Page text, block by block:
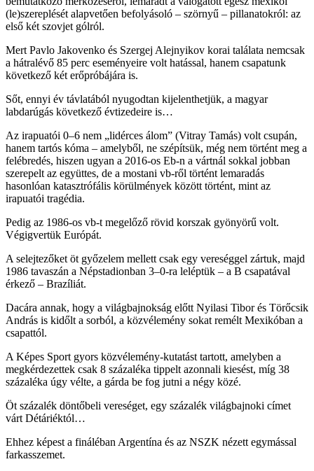
(le)szereplését alapvetően befolyásoló – szörnyű – pillanatokról: az
első két szovjet gólról.
Mert Pavlo Jakovenko és Szergej Alejnyikov korai találata nemcsak
a hátralévő 85 perc eseményeire volt hatással, hanem csapatunk
következő két erőpróbájára is.
Sőt, ennyi év távlatából nyugodtan kijelenthetjük, a magyar
labdarúgás következő évtizedeire is…
Az irapuatói 0–6 nem „lidérces álom” (Vitray Tamás) volt csupán,
hanem tartós kóma – amelyből, ne szépítsük, még nem történt meg a
felébredés, hiszen ugyan a 2016-os Eb-n a vártnál sokkal jobban
szerepelt az együttes, de a mostani vb-ről történt lemaradás
hasonlóan katasztrófális körülmények között történt, mint az
irapuatói tragédia.
Pedig az 1986-os vb-t megelőző rövid korszak gyönyörű volt.
Végigvertük Európát.
A selejtezőket öt győzelem mellett csak egy vereséggel zártuk, majd
1986 tavaszán a Népstadionban 3–0-ra leléptük – a B csapatával
érkező – Brazíliát.
Dacára annak, hogy a világbajnokság előtt Nyilasi Tibor és Törőcsik
András is kidőlt a sorból, a közvélemény sokat remélt Mexikóban a
csapattól.
A Képes Sport gyors közvélemény-kutatást tartott, amelyben a
megkérdezettek csak 8 százaléka tippelt azonnali kiesést, míg 38
százaléka úgy vélte, a gárda be fog jutni a négy közé.
Öt százalék döntőbeli vereséget, egy százalék világbajnoki címet
várt Détáriéktól…
Ehhez képest a fináléban Argentína és az NSZK nézett egymással
farkasszemet.